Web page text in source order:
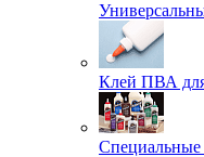
Клей ПВА для
Специальные